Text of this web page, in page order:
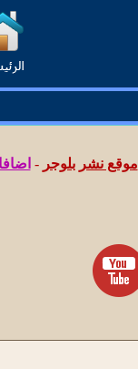
موقع نشر بلوجر -